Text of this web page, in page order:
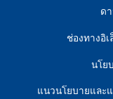
ด
ช่องทางอิ
นโย
แนวนโยบายและ